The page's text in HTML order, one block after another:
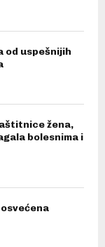
od uspešnijih
žena,
bolesnima i